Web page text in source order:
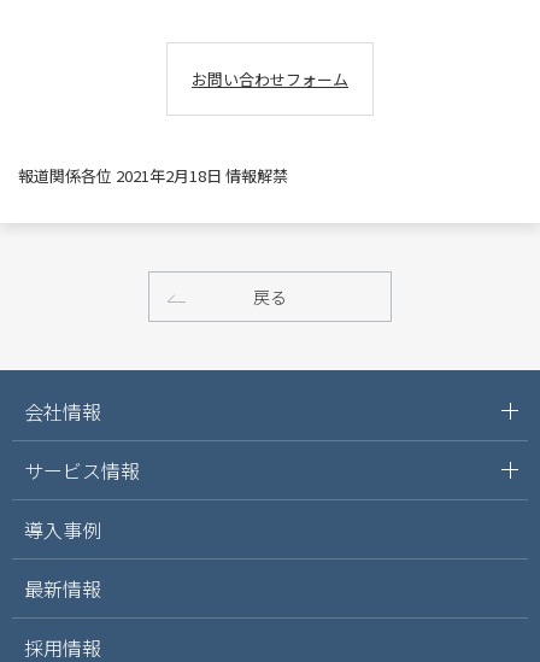
お問い合わせフォーム
報道関係各位 2021年2月18日 情報解禁
戻る
会社情報
サービス情報
導入事例
最新情報
採用情報